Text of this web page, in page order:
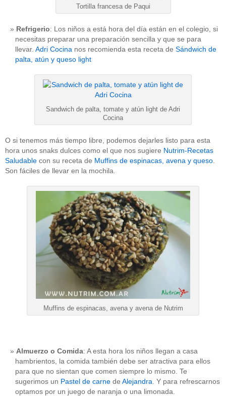
Tortilla francesa de Paqui
Refrigerio: Los niños a está hora del día están en el colegio, si
necesitas preparar una preparación sencilla y que se para
llevar. Adri Cocina nos recomienda esta receta de Sándwich de
palta, atún y queso light
Sandwich de palta, tomate y atún light de Adri
Cocina
O si tenemos más tiempo libre, podemos dejarles listo para esta
hora unos snaks dulces como el que nos sugiere Nutrim-Recetas
Saludable con su receta de Muffins de espinacas, avena y queso.
Son fáciles de llevar en la mochila.
Muffins de espinacas, avena y avena de Nutrim
Almuerzo o Comida: A esta hora los niños llegan a casa
hambrientos, la comida también debe ser atractiva para ellos
para que no sientan que comen siempre lo mismo. Te
sugerimos un Pastel de carne de Alejandra . Y para refrescarnos
optamos por un juego de naranja o una limonada.